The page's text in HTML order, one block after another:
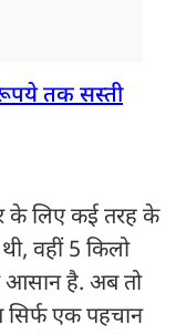
रूपये तक सस्ती
के लिए कई तरह के
वहीं 5 किलो
आसान है. अब तो
एक पहचान